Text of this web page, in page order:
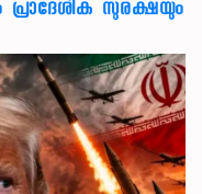
പ്രാദേശിക സുരക്ഷയും